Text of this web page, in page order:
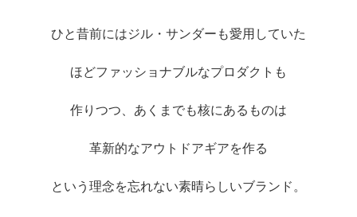
ひと昔前にはジル・サンダーも愛用していた
ほどファッショナブルなプロダクトも
作りつつ、あくまでも核にあるものは
革新的なアウトドアギアを作る
という理念を忘れない素晴らしいブランド。